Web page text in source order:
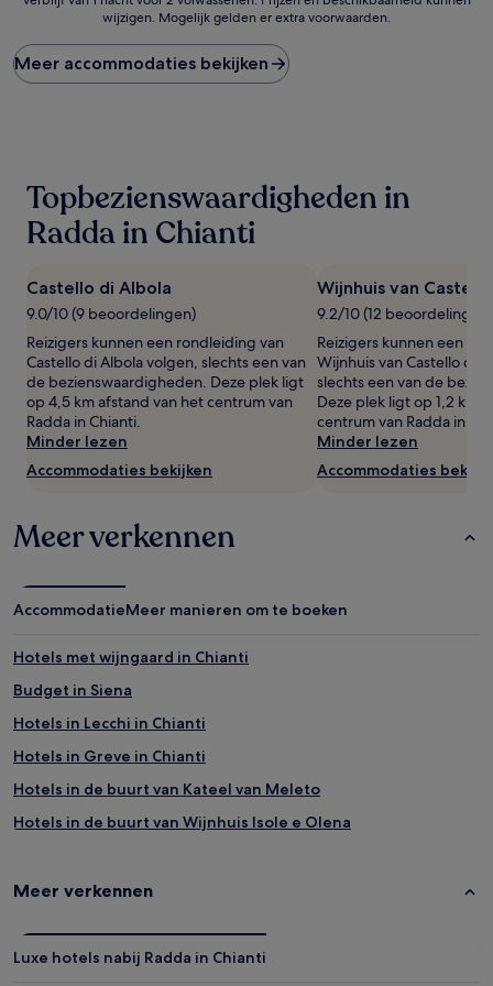
nacht
gevonden
in
basis
van
een
van
nacht
voor
volwassenen.
Prijzen
en
beschikbaarheid
wijzigen.
er
wijzigen. Mogelijk gelden er extra voorwaarden.
Meer accommodaties bekijken
Topbezienswaardigheden in
Radda in Chianti
Castello di Albola
9.0/10 (9 beoordelingen)
Reizigers kunnen een rondleiding van
Castello di Albola volgen, slechts een van
de bezienswaardigheden. Deze plek ligt
op 4,5 km afstand van het centrum van
Radda in Chianti.
Minder lezen
Accommodaties bekijken
Wijnhuis van
9.2/10 (12 beoordelingen)
Reizigers kunnen een
Wijnhuis van Castello di
slechts een van de
Deze plek ligt op 1,2 km
centrum van Radda in
Minder lezen
Accommodaties
Meer verkennen
AccommodatieMeer manieren om te boeken
Hotels met wijngaard in Chianti
Budget in Siena
Hotels in Lecchi in Chianti
Hotels in Greve in Chianti
Hotels in de buurt van Kateel van Meleto
Hotels in de buurt van Wijnhuis Isole e Olena
Hotels met zwembad in Gaiole in Chianti
Hotels in Ponte A Bozzone
Meer verkennen
Luxe hotels nabij Radda in Chianti